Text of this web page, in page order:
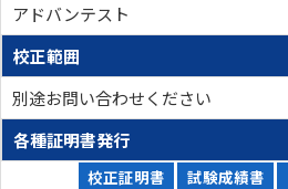
アドバンテスト
校正範囲
別途お問い合わせください
各種証明書発行
校正証明書 試験成績書